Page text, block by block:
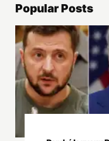
Popular Posts